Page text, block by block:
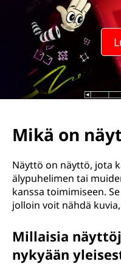
Mikä on
Näyttö on näyttö, jota
älypuhelimen tai
kanssa toimimiseen.
jolloin voit nähdä
Millaisia
nykyään